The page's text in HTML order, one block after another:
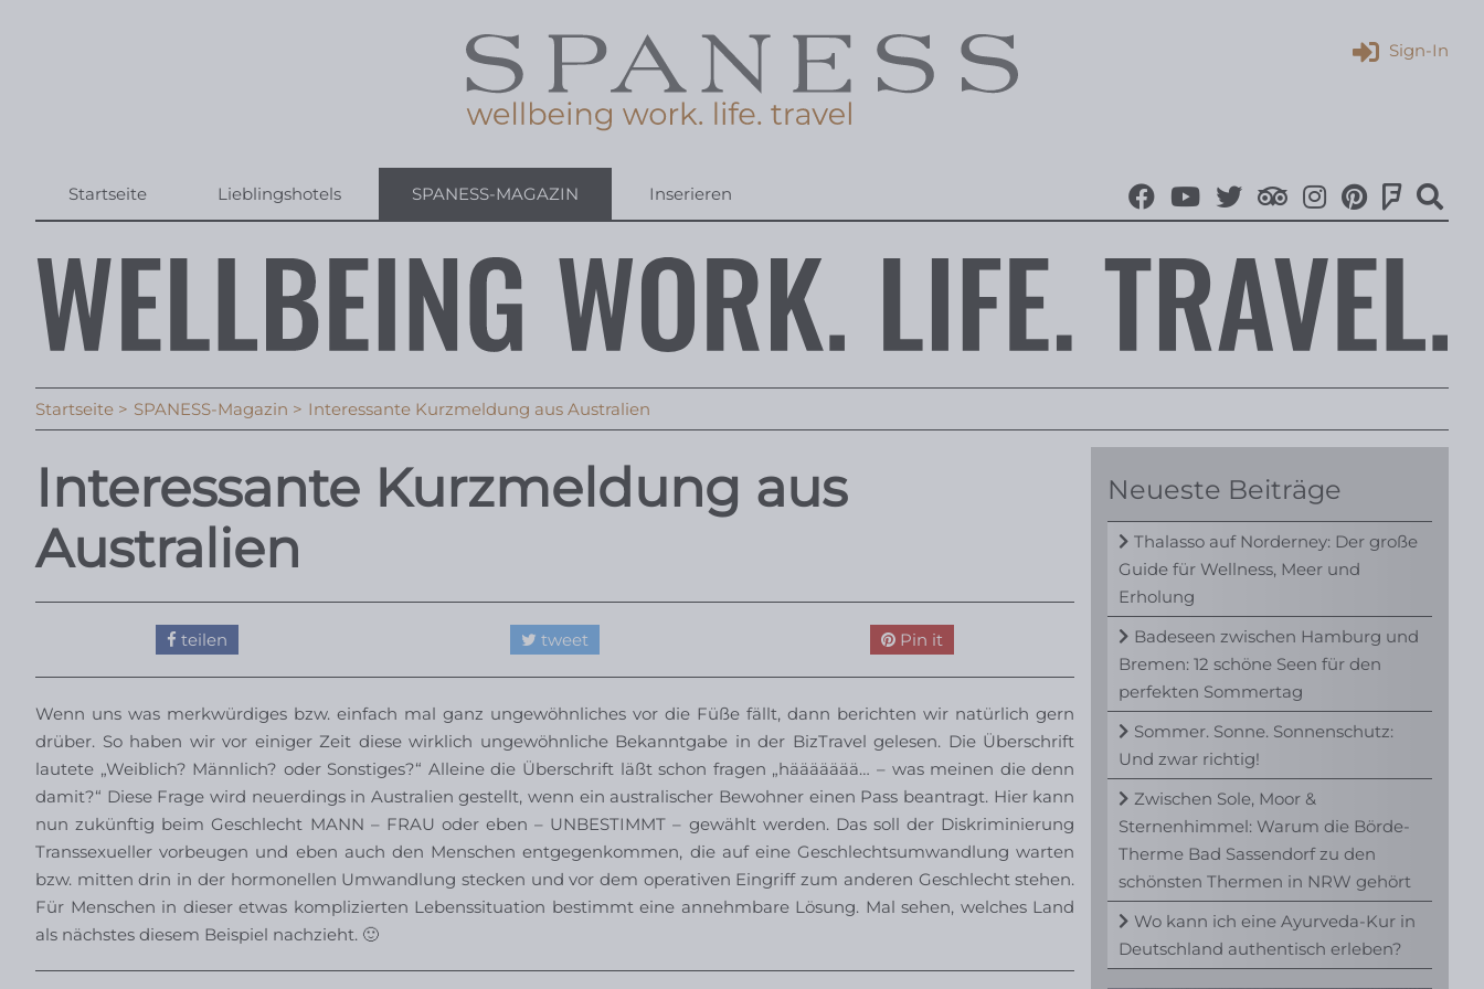
Startseite Lieblingshotels SPANESS-MAGAZIN Inserieren
Sign-In
Startseite SPANESS-Magazin Interessante Kurzmeldung aus Australien
Interessante Kurzmeldung aus
Australien
teilen tweet Pin it
Wenn uns was merkwürdiges bzw. einfach mal ganz ungewöhnliches vor die Füße fällt, dann berichten wir natürlich gern
drüber. So haben wir vor einiger Zeit diese wirklich ungewöhnliche Bekanntgabe in der BizTravel gelesen. Die Überschrift
lautete „Weiblich? Männlich? oder Sonstiges?“ Alleine die Überschrift läßt schon fragen „häääääää… – was meinen die denn
damit?“ Diese Frage wird neuerdings in Australien gestellt, wenn ein australischer Bewohner einen Pass beantragt. Hier kann
nun zukünftig beim Geschlecht MANN – FRAU oder eben – UNBESTIMMT – gewählt werden. Das soll der Diskriminierung
Transsexueller vorbeugen und eben auch den Menschen entgegenkommen, die auf eine Geschlechtsumwandlung warten
bzw. mitten drin in der hormonellen Umwandlung stecken und vor dem operativen Eingriff zum anderen Geschlecht stehen.
Für Menschen in dieser etwas komplizierten Lebenssituation bestimmt eine annehmbare Lösung. Mal sehen, welches Land
als nächstes diesem Beispiel nachzieht. 🙂
Neueste Beiträge
Thalasso auf Norderney: Der große
Guide für Wellness, Meer und
Erholung
Badeseen zwischen Hamburg und
Bremen: 12 schöne Seen für den
perfekten Sommertag
Sommer. Sonne. Sonnenschutz:
Und zwar richtig!
Zwischen Sole, Moor &
Sternenhimmel: Warum die Börde-
Therme Bad Sassendorf zu den
schönsten Thermen in NRW gehört
Wo kann ich eine Ayurveda-Kur in
Deutschland authentisch erleben?